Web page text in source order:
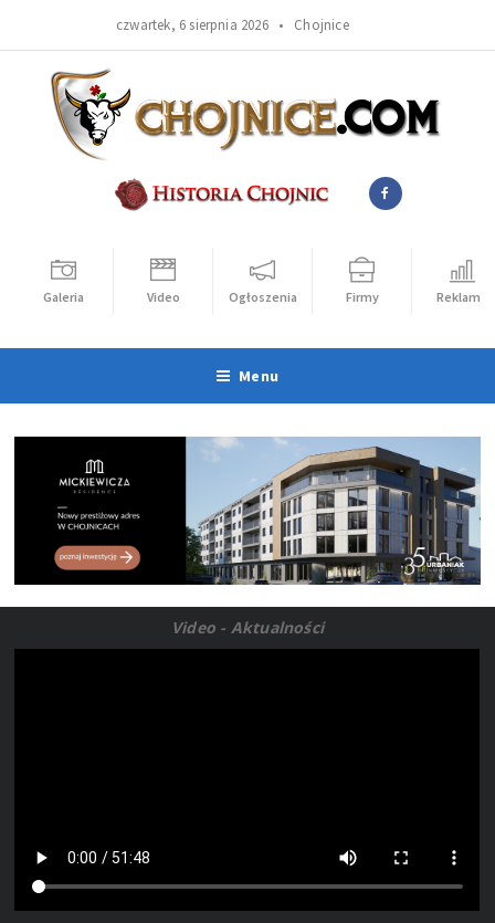
czwartek, 6 sierpnia 2026 • Chojnice
Galeria Video Ogłoszenia Firmy Reklama
Menu
Video - Aktualności